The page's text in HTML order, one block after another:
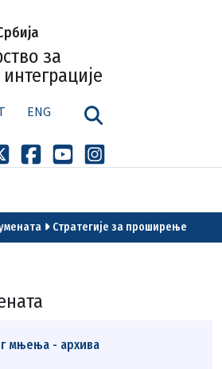
за
ENG
Стратегије за проширење
мњења - архива